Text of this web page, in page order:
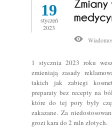
19
styczeń
2023
1 stycznia 2023 roku
zmieniają zasady
takich jak zabiegi
preparaty bez recepty na
które do tej pory były
zakazane. Za
grozi kara do 2 mln złotych.